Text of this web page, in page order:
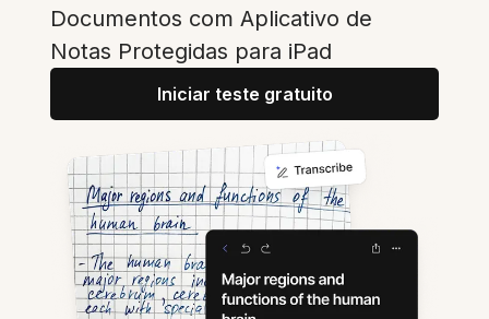
Documentos com Aplicativo de
Notas Protegidas para iPad
Iniciar teste gratuito